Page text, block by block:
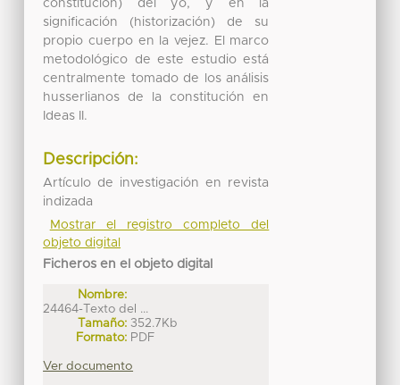
constitución) del yo, y en la
significación (historización) de su
propio cuerpo en la vejez. El marco
metodológico de este estudio está
centralmente tomado de los análisis
husserlianos de la constitución en
Ideas II.
Descripción:
Artículo de investigación en revista
indizada
Mostrar el registro completo del
objeto digital
Ficheros en el objeto digital
Nombre:
24464-Texto del ...
Tamaño: 352.7Kb
Formato: PDF
Ver documento